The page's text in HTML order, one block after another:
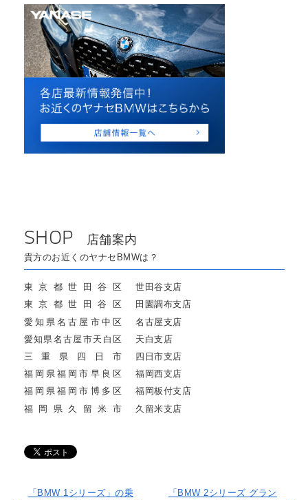
SHOP 店舗案内
貴方のお近くのヤナセBMWは？
東京都世田谷区
世田谷支店
東京都世田谷区
田園調布支店
愛知県名古屋市中区
名古屋支店
愛知県名古屋市天白区
天白支店
三重県四日市
四日市支店
福岡県福岡市早良区
福岡西支店
福岡県福岡市博多区
福岡板付支店
福岡県久留米市
久留米支店
「BMW 1シリーズ」の乗
「BMW 2シリーズ グラン